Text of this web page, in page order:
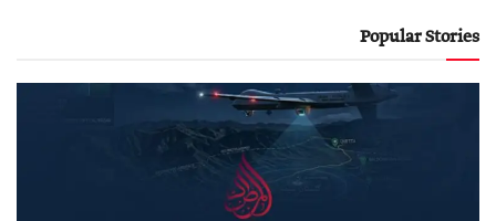
Popular Stories